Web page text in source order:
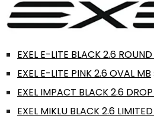
EXEL E-LITE BLACK 2.6
EXEL E-LITE PINK 2.6 OVAL MB
EXEL IMPACT BLACK 2.6
EXEL MIKLU BLACK 2.6